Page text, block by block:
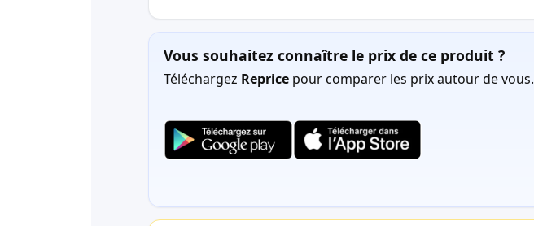
Vous souhaitez connaître le prix de ce produit ?
Téléchargez Reprice pour comparer les prix autour de vous.